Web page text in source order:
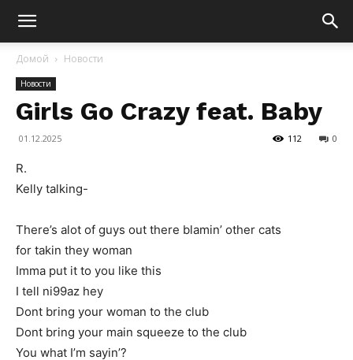
Домой Новости
Новости
Girls Go Crazy feat. Baby
01.12.2025 0
112
R.
Kelly talking-
There’s alot of guys out there blamin’ other cats
for takin they woman
Imma put it to you like this
I tell ni99az hey
Dont bring your woman to the club
Dont bring your main squeeze to the club
You what I’m sayin’?